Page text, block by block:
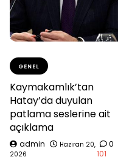
GENEL
Kaymakamlık’tan
Hatay’da duyulan
patlama seslerine ait
açıklama
admin
Haziran 20,
2026
0
101